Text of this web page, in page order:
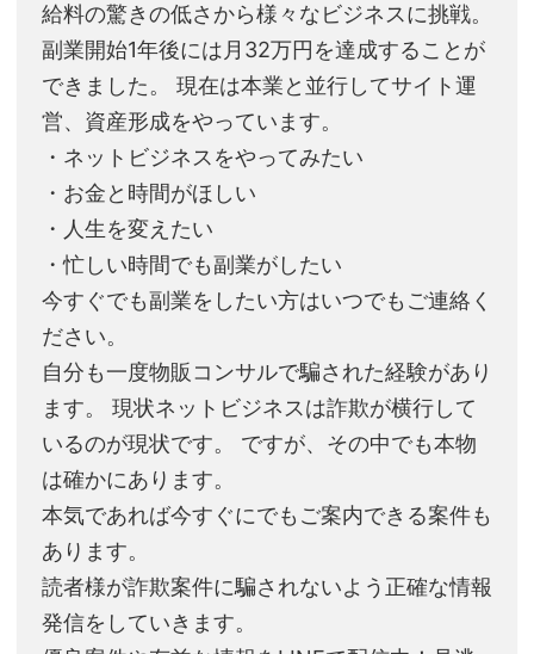
給料の驚きの低さから様々なビジネスに挑戦。
副業開始1年後には月32万円を達成することが
できました。 現在は本業と並行してサイト運
営、資産形成をやっています。
・ネットビジネスをやってみたい
・お金と時間がほしい
・人生を変えたい
・忙しい時間でも副業がしたい
今すぐでも副業をしたい方はいつでもご連絡く
ださい。
自分も一度物販コンサルで騙された経験があり
ます。 現状ネットビジネスは詐欺が横行して
いるのが現状です。 ですが、その中でも本物
は確かにあります。
本気であれば今すぐにでもご案内できる案件も
あります。
読者様が詐欺案件に騙されないよう正確な情報
発信をしていきます。